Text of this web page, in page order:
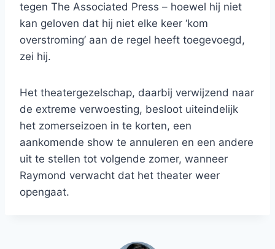
tegen The Associated Press – hoewel hij niet
kan geloven dat hij niet elke keer ‘kom
overstroming’ aan de regel heeft toegevoegd,
zei hij.
Het theatergezelschap, daarbij verwijzend naar
de extreme verwoesting, besloot uiteindelijk
het zomerseizoen in te korten, een
aankomende show te annuleren en een andere
uit te stellen tot volgende zomer, wanneer
Raymond verwacht dat het theater weer
opengaat.